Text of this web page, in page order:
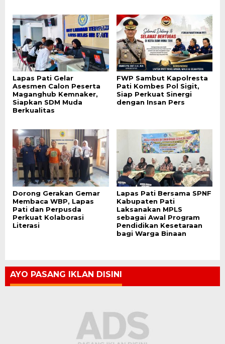
Lapas Pati Gelar
Asesmen Calon Peserta
Maganghub Kemnaker,
Siapkan SDM Muda
Berkualitas
FWP Sambut Kapolresta
Pati Kombes Pol Sigit,
Siap Perkuat Sinergi
dengan Insan Pers
Dorong Gerakan Gemar
Membaca WBP, Lapas
Pati dan Perpusda
Perkuat Kolaborasi
Literasi
Lapas Pati Bersama SPNF
Kabupaten Pati
Laksanakan MPLS
sebagai Awal Program
Pendidikan Kesetaraan
bagi Warga Binaan
AYO PASANG IKLAN DISINI